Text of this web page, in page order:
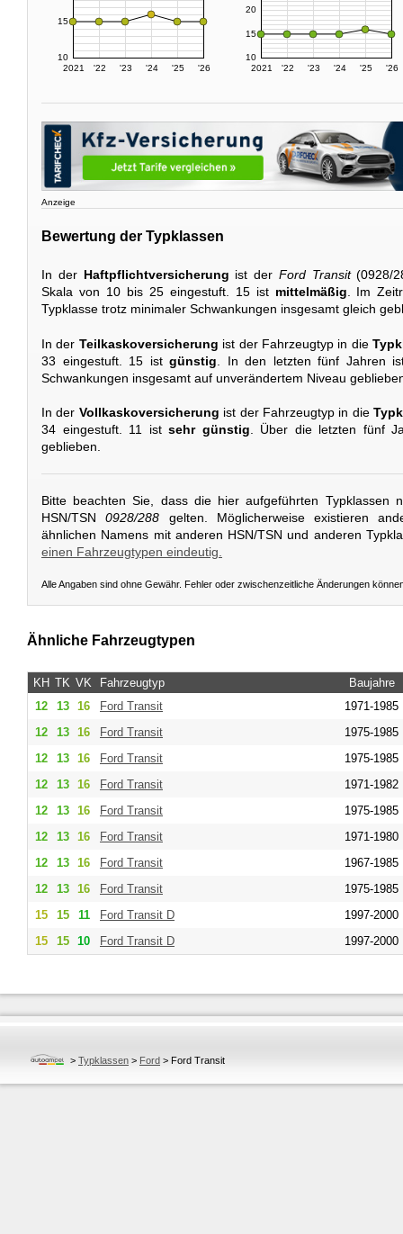
2021 '22 '23 '24 '25 '26
10
15
2021 '22 '23 '24 '25 '26
10
15
20
Anzeige
Bewertung der Typklassen
In der Haftpflichtversicherung ist der Ford Transit(0928/
Skala von 10 bis 25 eingestuft. 15 ist mittelmäßig . Im
Typklasse trotz minimaler Schwankungen insgesamt gleich
In der Teilkaskoversicherung ist der Fahrzeugtyp in die
33 eingestuft. 15 ist günstig . In den letzten fünf Jahren
Schwankungen insgesamt auf unverändertem Niveau
In der Vollkaskoversicherung ist der Fahrzeugtyp in die
34 eingestuft. 11 ist sehr günstig. Über die letzten fünf
geblieben.
Bitte beachten Sie, dass die hier aufgeführten Typklassen
HSN/TSN0928/288 gelten. Möglicherweise existieren
ähnlichen Namens mit anderen HSN/TSN und anderen
einen Fahrzeugtypen eindeutig.
Alle Angaben sind ohne Gewähr. Fehler oder zwischenzeitliche Änderungen
Ähnliche Fahrzeugtypen
KH TK VK Fahrzeugtyp
Baujahre
12
13 16 Ford Transit
1971-1985
12
13 16 Ford Transit
1975-1985
12
13 16 Ford Transit
1975-1985
12
13 16 Ford Transit
1971-1982
12
13 16 Ford Transit
1975-1985
12
13 16 Ford Transit
1971-1980
12
13 16 Ford Transit
1967-1985
12
13 16 Ford Transit
1975-1985
15
15 11 Ford Transit D
1997-2000
15
15 10 Ford Transit D 1997-2000
> Typklassen > Ford > Ford Transit